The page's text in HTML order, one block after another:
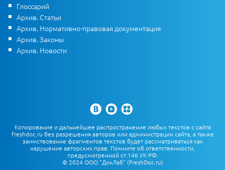
Глоссарий
Архив. Статьи
Архив. Нормативно-правовая документация
Архив. Законы
Архив. Новости
Копирование и дальнейшее распространение любых текстов с сайта
freshdoc.ru без разрешения авторов или администрации сайта, а также
заимствование фрагментов текстов будет рассматриваться как
нарушение авторских прав. Помните об ответственности,
предусмотренной ст.146 УК РФ.
© 2024 ООО "ДокЛаб" (FreshDoc.ru)